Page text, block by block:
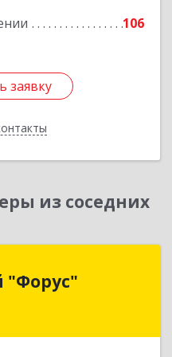
106
заявку
заявку
из соседних
"Форус"
"Форус"
Иркутск г, Ямская ул,